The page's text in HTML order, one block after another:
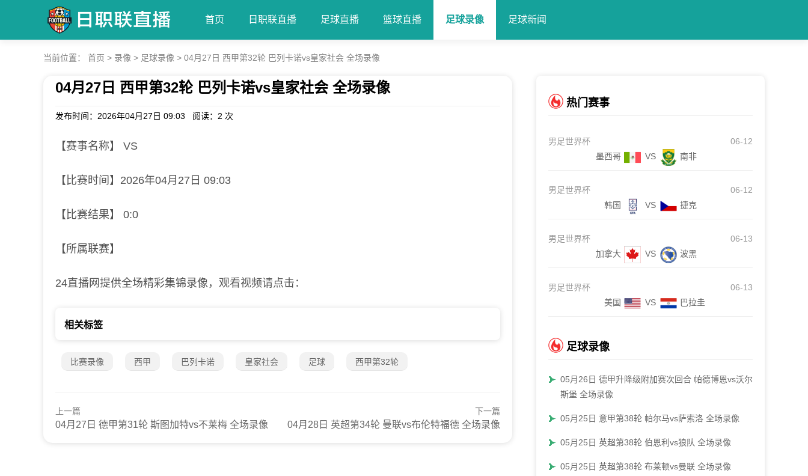
首页 日职联直播 足球直播 篮球直播 足球录像 足球新闻
当前位置： 首页 > 录像 > 足球录像 > 04月27日 西甲第32轮 巴列卡诺vs皇家社会 全场录像
04月27日 西甲第32轮 巴列卡诺vs皇家社会 全场录像
发布时间：2026年04月27日 09:03 阅读： 2 次
【赛事名称】 VS
【比赛时间】2026年04月27日 09:03
【比赛结果】 0:0
【所属联赛】
24直播网提供全场精彩集锦录像，观看视频请点击：
相关标签
比赛录像 西甲 巴列卡诺 皇家社会 足球 西甲第32轮
上一篇
04月27日 德甲第31轮 斯图加特vs不莱梅 全场录像
下一篇
04月28日 英超第34轮 曼联vs布伦特福德 全场录像
热门赛事
男足世界杯
06-12
墨西哥
VS 南非
男足世界杯
06-12
韩国
VS 捷克
男足世界杯
06-13
加拿大
VS 波黑
男足世界杯
06-13
美国
VS 巴拉圭
足球录像
05月26日 德甲升降级附加赛次回合 帕德博恩vs沃尔夫
斯堡 全场录像
05月25日 意甲第38轮 帕尔马vs萨索洛 全场录像
05月25日 英超第38轮 伯恩利vs狼队 全场录像
05月25日 英超第38轮 布莱顿vs曼联 全场录像